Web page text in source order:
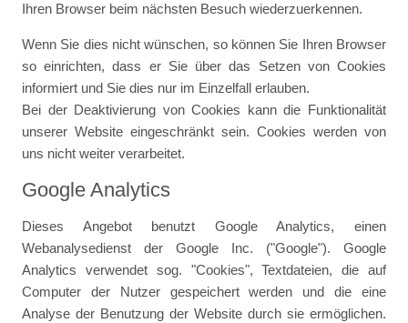
Ihren Browser beim nächsten Besuch wiederzuerkennen.
Wenn Sie dies nicht wünschen, so können Sie Ihren Browser
so einrichten, dass er Sie über das Setzen von Cookies
informiert und Sie dies nur im Einzelfall erlauben.
Bei der Deaktivierung von Cookies kann die Funktionalität
unserer Website eingeschränkt sein. Cookies werden von
uns nicht weiter verarbeitet.
Google Analytics
Dieses Angebot benutzt Google Analytics, einen
Webanalysedienst der Google Inc. ("Google"). Google
Analytics verwendet sog. "Cookies", Textdateien, die auf
Computer der Nutzer gespeichert werden und die eine
Analyse der Benutzung der Website durch sie ermöglichen.